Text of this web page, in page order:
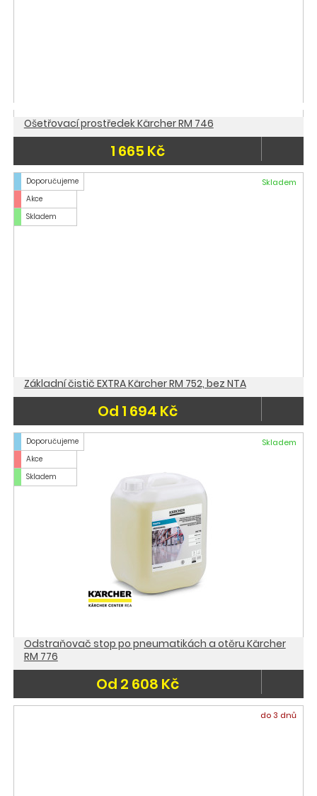
Ošetřovací prostředek Kärcher RM 746
1 665 Kč
Doporučujeme
Akce
Skladem
Skladem
Základní čistič EXTRA Kärcher RM 752, bez NTA
Od 1 694 Kč
Doporučujeme
Akce
Skladem
Skladem
Odstraňovač stop po pneumatikách a otěru Kärcher
RM 776
Od 2 608 Kč
do 3 dnů